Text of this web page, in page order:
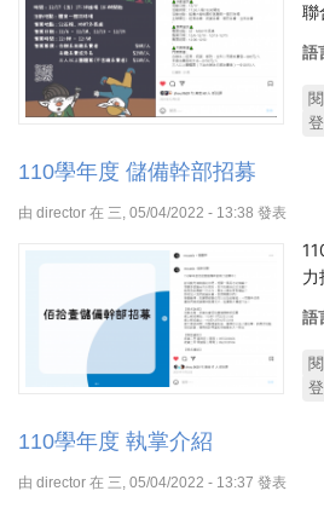
聯
語
110學年度 儲備幹部招募
由 director 在 三, 05/04/2022 - 13:38 發表
力
語
110學年度 執掌介紹
由 director 在 三, 05/04/2022 - 13:37 發表